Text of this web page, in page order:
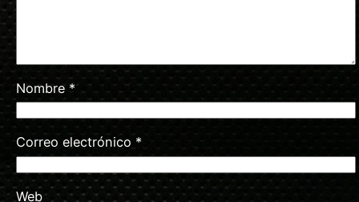
Nombre *
Correo electrónico *
Web